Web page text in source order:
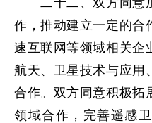
二十二、双方同意
作，推动建立一定的合
速互联网等领域相关企
航天、卫星技术与应用
合作。双方同意积极拓
领域合作，完善遥感